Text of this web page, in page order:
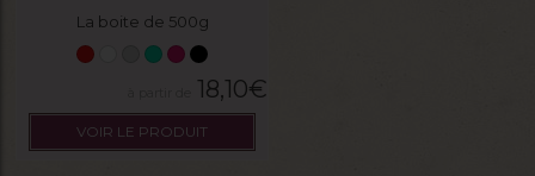
La boite de 500g
18,10€
VOIR LE PRODUIT